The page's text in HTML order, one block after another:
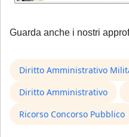
Guarda anche i nostri
Diritto Amministrativo
Diritto Amministrativo
Ricorso Concorso Pubblico